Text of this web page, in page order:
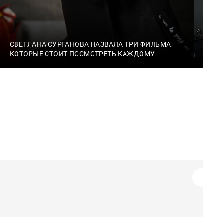
СВЕТЛАНА СУРГАНОВА НАЗВАЛА ТРИ ФИЛЬМА,
КОТОРЫЕ СТОИТ ПОСМОТРЕТЬ КАЖДОМУ